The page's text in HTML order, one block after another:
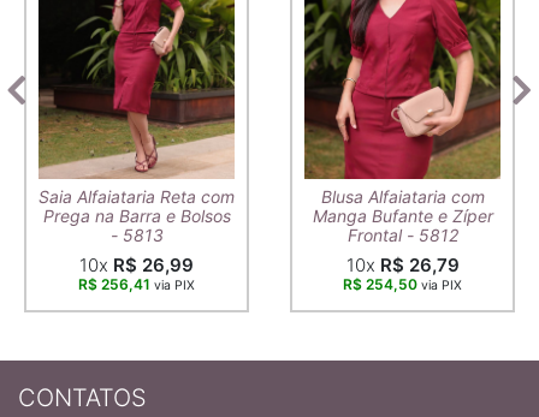
Saia Alfaiataria Reta com
Prega na Barra e Bolsos
- 5813
10x R$ 26,99
R$ 256,41 via PIX
Blusa Alfaiataria com
Manga Bufante e Zíper
Frontal - 5812
10x R$ 26,79
R$ 254,50 via PIX
CONTATOS